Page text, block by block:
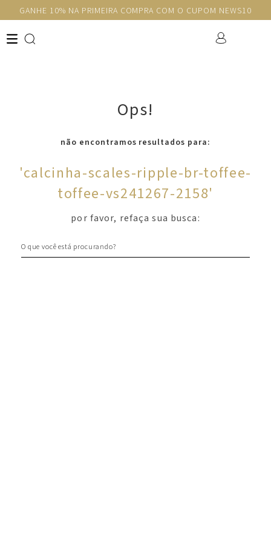
GANHE 10% NA PRIMEIRA COMPRA COM O CUPOM NEWS10
Ops!
não encontramos resultados para:
'calcinha-scales-ripple-br-toffee-
toffee-vs241267-2158'
por favor, refaça sua busca: